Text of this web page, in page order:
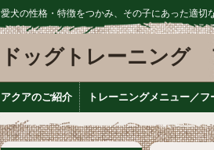
愛犬の性格・特徴をつかみ、その子にあった適切
ドッグトレーニング
アクアのご紹介 トレーニングメニュー／